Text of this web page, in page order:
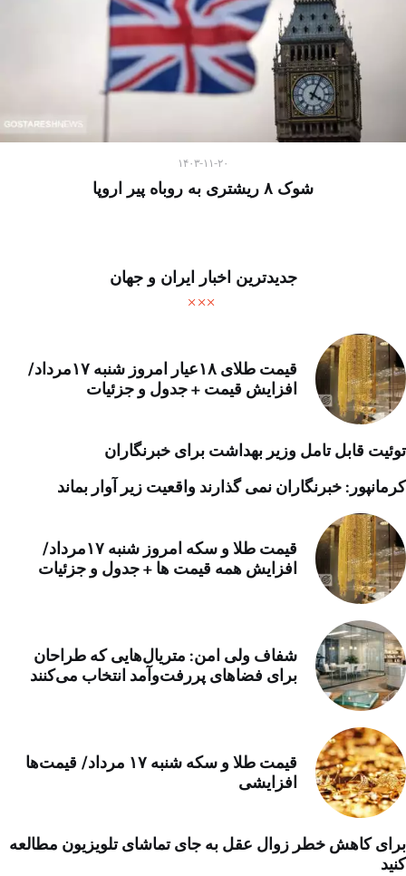
۱۴۰۳-۱۱-۲۰
شوک ۸ ریشتری به روباه پیر اروپا
جدیدترین اخبار ایران و جهان
قیمت طلای ۱۸عیار امروز شنبه ۱۷مرداد/
افزایش قیمت + جدول و جزئیات
توئیت قابل تامل وزیر بهداشت برای خبرنگاران
کرمانپور: خبرنگاران نمی گذارند واقعیت زیر آوار بماند
قیمت طلا و سکه امروز شنبه ۱۷مرداد/
افزایش همه قیمت ها + جدول و جزئیات
شفاف ولی امن: متریال‌هایی که طراحان
برای فضاهای پررفت‌وآمد انتخاب می‌کنند
قیمت طلا و سکه شنبه ۱۷ مرداد/ قیمت‌ها
افزایشی
برای کاهش خطر زوال عقل به جای تماشای تلویزیون مطالعه
کنید